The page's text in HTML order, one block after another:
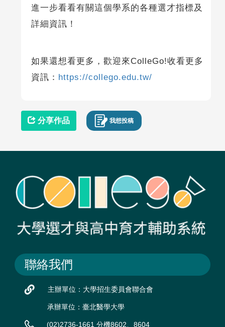
進一步看看有關這個學系的各種選才指標及
詳細資訊！
如果還想看更多，歡迎來ColleGo!收看更多
資訊： https://collego.edu.tw/
分享作品 我想投稿
聯絡我們
主辦單位：大學招生委員會聯合會
承辦單位：臺北醫學大學
(02)2736-1661 分機8602、8604